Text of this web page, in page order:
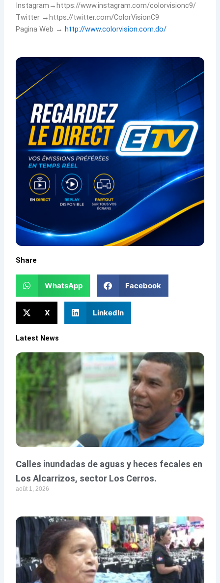
Instagram→https://www.instagram.com/colorvisionc9/
Twitter →https://twitter.com/ColorVisionC9
Pagina Web →http://www.colorvision.com.do/
Share
WhatsApp Facebook
X LinkedIn
Latest News
Calles inundadas de aguas y heces fecales en
Los Alcarrizos, sector Los Cerros.
août 1, 2026